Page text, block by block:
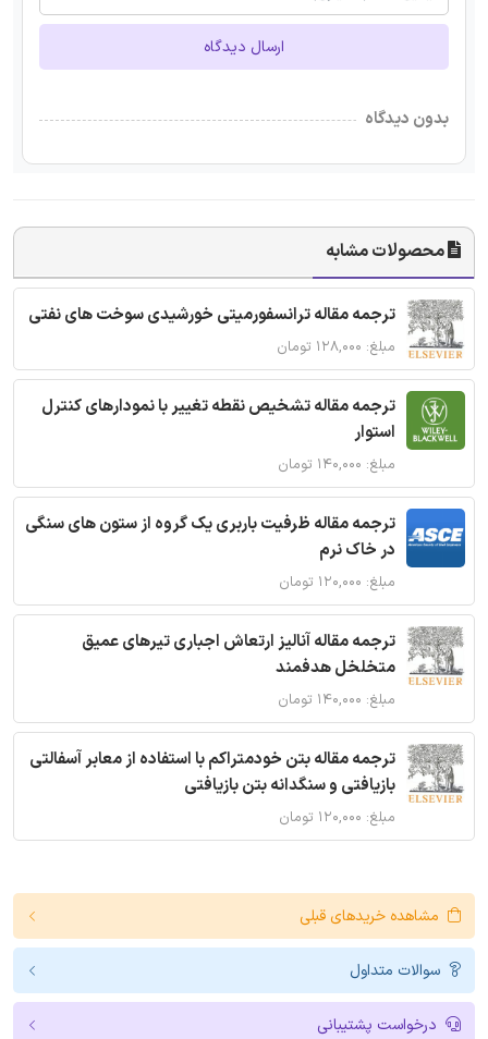
ارسال دیدگاه
بدون دیدگاه
محصولات مشابه
ترجمه مقاله ترانسفورمیتی خورشیدی سوخت های نفتی
مبلغ: ۱۲۸,۰۰۰ تومان
ترجمه مقاله تشخیص نقطه تغییر با نمودارهای کنترل
استوار
مبلغ: ۱۴۰,۰۰۰ تومان
ترجمه مقاله ظرفیت باربری یک گروه از ستون های سنگی
در خاک نرم
مبلغ: ۱۲۰,۰۰۰ تومان
ترجمه مقاله آنالیز ارتعاش اجباری تیرهای عمیق
متخلخل هدفمند
مبلغ: ۱۴۰,۰۰۰ تومان
ترجمه مقاله بتن خودمتراکم با استفاده از معابر آسفالتی
بازیافتی و سنگدانه بتن بازیافتی
مبلغ: ۱۲۰,۰۰۰ تومان
مشاهده خریدهای قبلی
سوالات متداول
درخواست پشتیبانی